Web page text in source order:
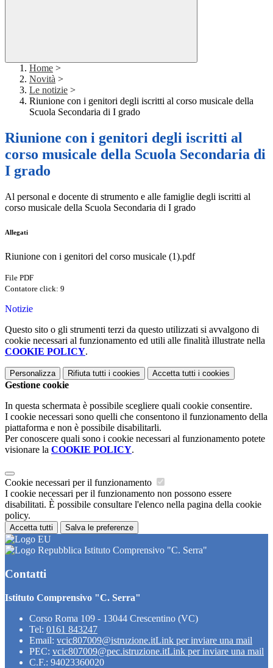
Home >
Novità >
Le notizie >
Riunione con i genitori degli iscritti al corso musicale della
Scuola Secondaria di I grado
Riunione con i genitori degli iscritti al
corso musicale della Scuola Secondaria di
I grado
Al personal e docente di strumento e alle famiglie degli iscritti al
corso musicale della Scuola Secondaria di I grado
Allegati
Riunione con i genitori del corso musicale (1).pdf
File PDF
Contatore click: 9
Notizie
Questo sito o gli strumenti terzi da questo utilizzati si avvalgono di
cookie necessari al funzionamento ed utili alle finalità illustrate nella
COOKIE POLICY.
Personalizza Rifiuta tutti i cookies Accetta tutti i cookies
Gestione cookie
In questa schermata è possibile scegliere quali cookie consentire.
I cookie necessari sono quelli che consentono il funzionamento della
piattaforma e non è possibile disabilitarli.
Per conoscere quali sono i cookie necessari al funzionamento potete
visionare la COOKIE POLICY.
Cookie necessari per il funzionamento
I cookie necessari per il funzionamento non possono essere
disabilitati. È possibile consultare l'elenco nella pagina della cookie
policy.
Accetta tutti Salva le preferenze
Istituto Comprensivo "C. Serra"
Contatti
Istituto Comprensivo "C. Serra"
Corso Roma 109 - 13044 Crescentino (VC)
Tel: 0161 843247
Email: vcic807009@istruzione.itLink per inviare una mail
PEC: vcic807009@pec.istruzione.itLink per inviare una mail
C.F.: 94023360020